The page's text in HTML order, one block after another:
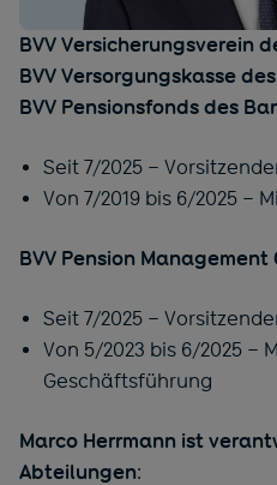
BVV Versicherungsverein
BVV Versorgungskasse
BVV Pensionsfonds des
Seit 7/2025 –
Von 7/2019 bis 6/2025 –
BVV Pension Management
Seit 7/2025 –
Von 5/2023 bis 6/2025 –
Geschäftsführung
Marco Herrmann ist
Abteilungen: